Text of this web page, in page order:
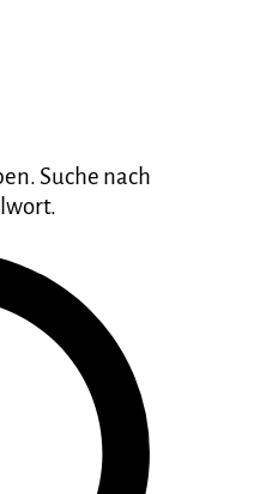
Suche nach